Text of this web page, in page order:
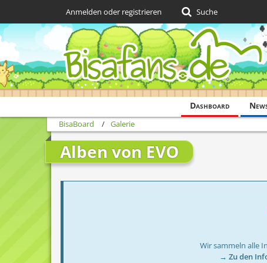
Dashboard
Anmelden oder registrieren Suche
BisaBoard Galerie
Alben von EVO
Wir sammeln alle
→ Zu den